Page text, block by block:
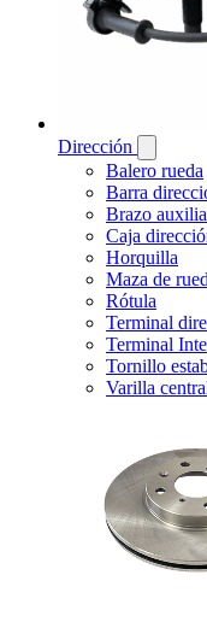
Dirección
Balero rueda
Barra
Brazo
Caja
Horquilla
Maza de
Rótula
Terminal
Terminal
Tornillo
Varilla